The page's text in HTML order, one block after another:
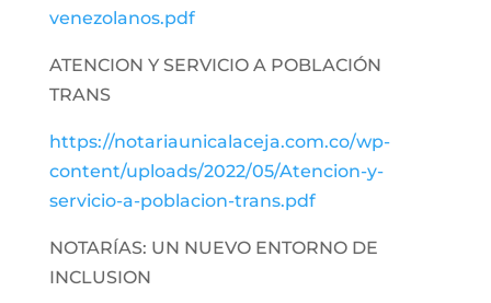
venezolanos.pdf
ATENCION Y SERVICIO A POBLACIÓN
TRANS
https://notariaunicalaceja.com.co/wp-
content/uploads/2022/05/Atencion-y-
servicio-a-poblacion-trans.pdf
NOTARÍAS: UN NUEVO ENTORNO DE
INCLUSION